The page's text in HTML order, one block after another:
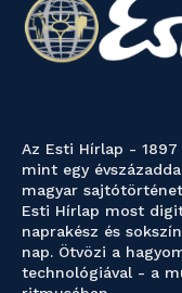
Az Esti Hírlap -
mint egy
magyar
Esti Hírlap most
naprakész és
nap. Ötvözi a
technológiával - a